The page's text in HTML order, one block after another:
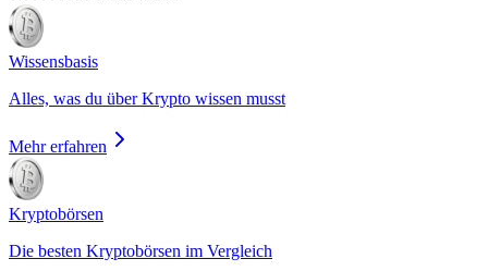
Wissensbasis
Alles, was du über Krypto wissen musst
Mehr erfahren
Kryptobörsen
Die besten Kryptobörsen im Vergleich